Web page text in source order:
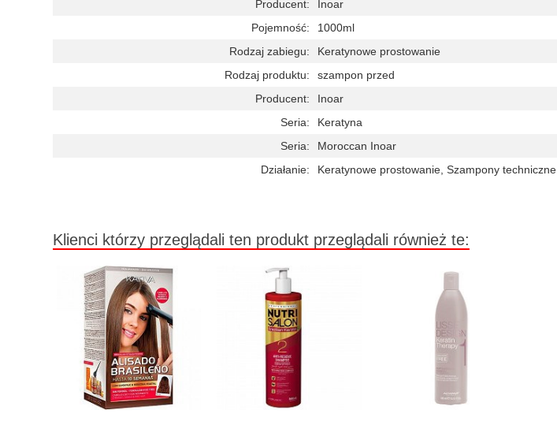
Producent:
Inoar
Pojemność:
1000ml
Rodzaj zabiegu:
Keratynowe prostowanie
Rodzaj produktu:
szampon przed
Producent:
Inoar
Seria:
Keratyna
Seria:
Moroccan Inoar
Działanie:
Keratynowe prostowanie, Szampony techniczne
Klienci którzy przeglądali ten produkt przeglądali również te: